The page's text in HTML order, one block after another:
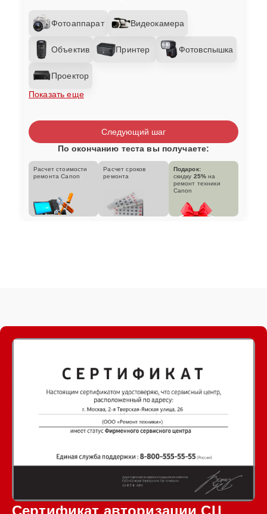
Фотоаппарат Видеокамера
Объектив Принтер Фотовспышка
Проектор
Показать еще
Следующий шаг
По окончанию теста вы получаете:
Расчет стоимости
ремонта Canon
Расчет сроков
ремонта
Подарок:
скидку 25% на
ремонт техники
Canon
Сертификат авторизации СЦ